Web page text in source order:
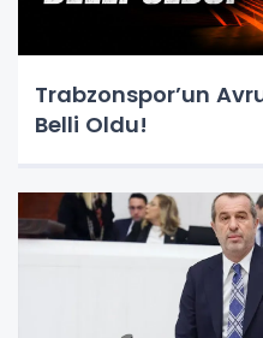
Trabzonspor’un
Belli Oldu!